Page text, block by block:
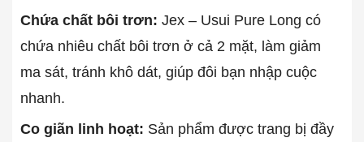
Chứa chất bôi trơn: Jex – Usui Pure Long có
chứa nhiêu chất bôi trơn ở cả 2 mặt, làm giảm
ma sát, tránh khô dát, giúp đôi bạn nhập cuộc
nhanh.
Co giãn linh hoạt: Sản phẩm được trang bị đầy